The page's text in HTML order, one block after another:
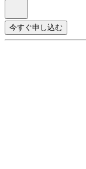
今すぐ申し込む